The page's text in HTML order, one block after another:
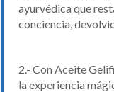
ayurvédica que
conciencia,
2.- Con Aceite
la experiencia